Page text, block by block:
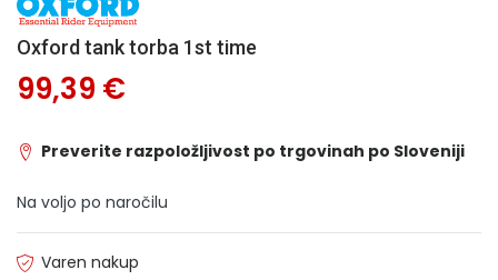
Oxford tank torba 1st time
99,39 €
Preverite razpoložljivost po trgovinah po Sloveniji
Na voljo po naročilu
Varen nakup